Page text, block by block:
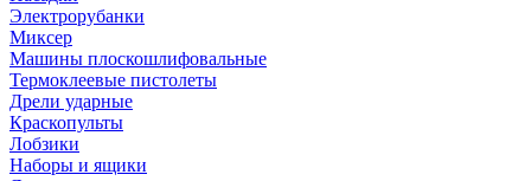
Электрорубанки
Миксер
Машины плоскошлифовальные
Термоклеевые пистолеты
Дрели ударные
Краскопульты
Лобзики
Наборы и ящики